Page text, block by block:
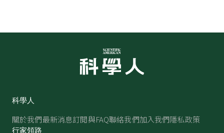
科學人
關於我們最新消息訂閱與FAQ聯絡我們加入我們隱私政策
行家領路